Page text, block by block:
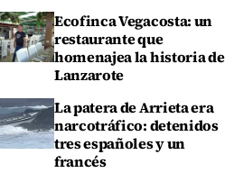
Ecofinca Vegacosta: un
restaurante que
homenajea la historia de
Lanzarote
La patera de Arrieta era
narcotráfico: detenidos
tres españoles y un
francés